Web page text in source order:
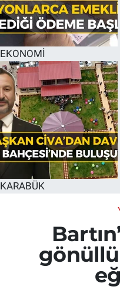
EKONOMİ
KARABÜK
Tüm Manşetler
Son Dakika Haberleri
Haber Arşivi